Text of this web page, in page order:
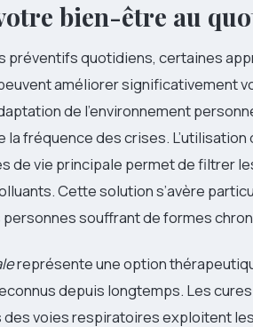
bien-être au
préventifs quotidiens, certaines
améliorer significativement
de l’environnement
la fréquence des crises.
de vie principale permet de filtrer
Cette solution s’avère
souffrant de formes
représente une option
depuis longtemps. Les
des voies respiratoires exploitent